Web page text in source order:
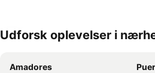
Udvid kort
Udforsk oplevelser i
Amadores